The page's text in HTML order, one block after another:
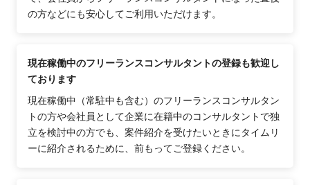
の方などにも安心してご利用いただけます。
現在稼働中のフリーランスコンサルタントの登録も歓迎し
ております
現在稼働中（常駐中も含む）のフリーランスコンサルタン
トの方や会社員として企業に在籍中のコンサルタントで独
立を検討中の方でも、案件紹介を受けたいときにタイムリ
ーに紹介されるために、前もってご登録ください。